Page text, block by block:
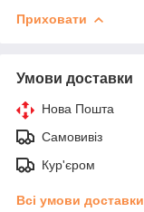
Приховати
Умови доставки
Нова Пошта
Самовивіз
Кур'єром
Всі умови доставки